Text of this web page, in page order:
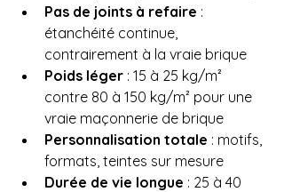
Pas de joints à refaire :
étanchéité continue,
contrairement à la vraie brique
Poids léger : 15 à 25 kg/m²
contre 80 à 150 kg/m² pour une
vraie maçonnerie de brique
Personnalisation totale : motifs,
formats, teintes sur mesure
Durée de vie longue : 25 à 40